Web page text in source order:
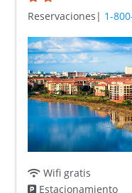
Reservaciones| 1-
Wifi gratis
Estacionamiento